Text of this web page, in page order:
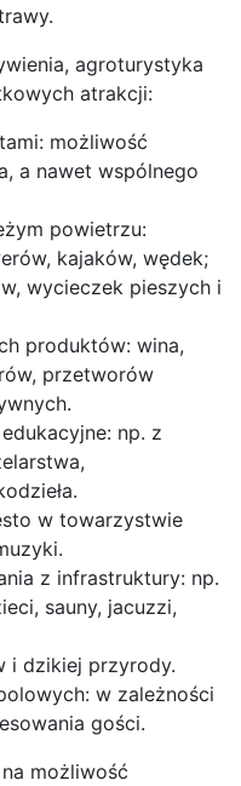
agroturystyka
atrakcji:
możliwość
a nawet wspólnego
powietrzu:
kajaków, wędek;
wycieczek pieszych i
produktów: wina,
przetworów
np. z
w towarzystwie
z infrastruktury: np.
sauny, jacuzzi,
i dzikiej przyrody.
w zależności
gości.
możliwość